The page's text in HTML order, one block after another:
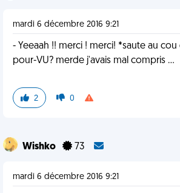
mardi 6 décembre 2016 9:21
- Yeeaah !! merci ! merci! *saute au cou
pour-VU? merde j'avais mal compris ...
2 0
Wishko 73
mardi 6 décembre 2016 9:21